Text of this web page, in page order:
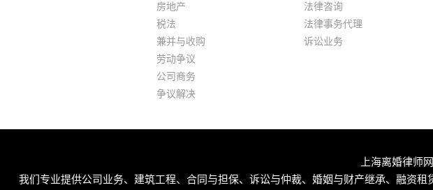
房地产
税法
兼并与收购
劳动争议
公司商务
争议解决
法律咨询
法律事务代理
诉讼业务
上海离婚律师
我们专业提供公司业务、建筑工程、合同与担保、诉讼与仲裁、婚姻与财产继承、融资